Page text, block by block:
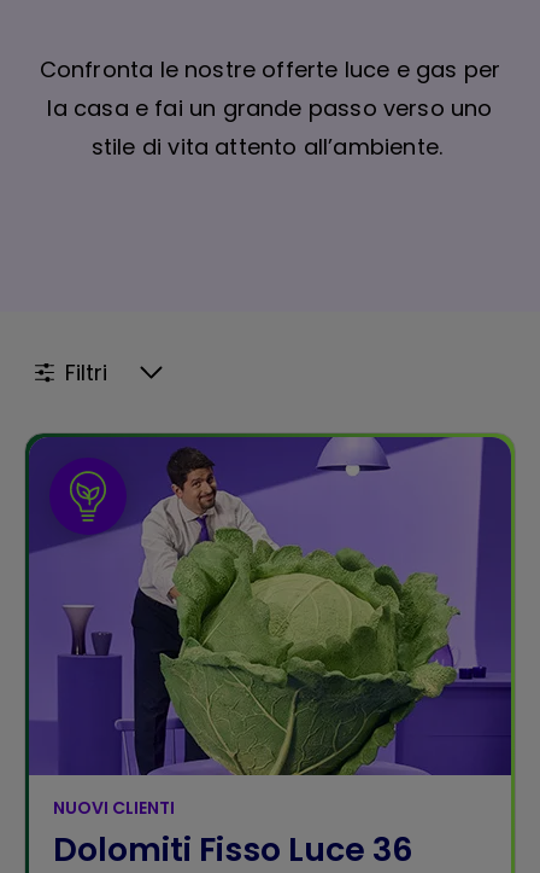
Confronta le nostre offerte luce e gas per
la casa e fai un grande passo verso uno
stile di vita attento all’ambiente.
Filtri
NUOVI CLIENTI
Dolomiti Fisso Luce 36